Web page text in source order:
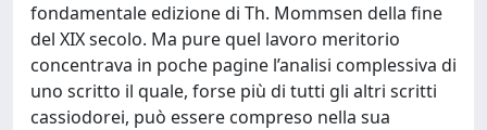
fondamentale edizione di Th. Mommsen della fine
del XIX secolo. Ma pure quel lavoro meritorio
concentrava in poche pagine l’analisi complessiva di
uno scritto il quale, forse più di tutti gli altri scritti
cassiodorei, può essere compreso nella sua